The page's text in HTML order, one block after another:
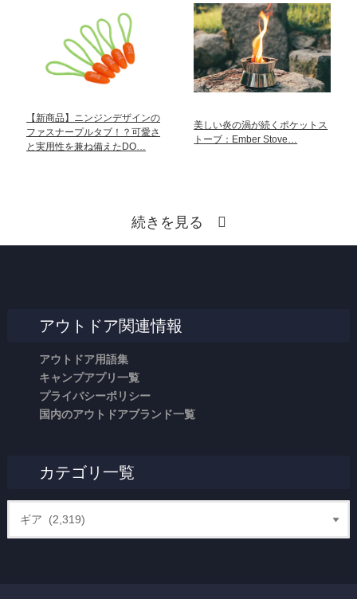
【新商品】ニンジンデザインの
ファスナープルタブ！？可愛さ
と実用性を兼ね備えたDO…
美しい炎の渦が続くポケットス
トーブ：Ember Stove…
続きを見る
アウトドア関連情報
アウトドア用語集
キャンプアプリ一覧
プライバシーポリシー
国内のアウトドアブランド一覧
カテゴリ一覧